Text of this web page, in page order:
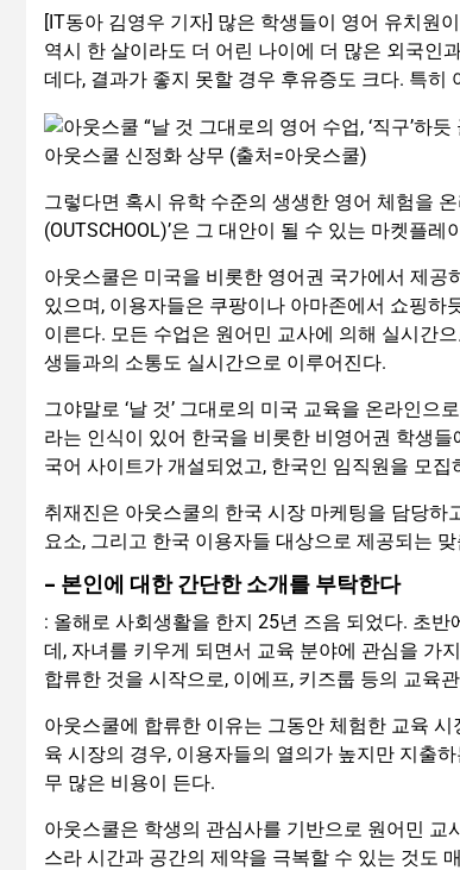
[IT동아 김영우 기자] 많은 학생들이 영어 유치원
역시 한 살이라도 더 어린 나이에 더 많은 외국인
데다, 결과가 좋지 못할 경우 후유증도 크다. 특
아웃스쿨 신정화 상무 (출처=아웃스쿨)
그렇다면 혹시 유학 수준의 생생한 영어 체험을
(OUTSCHOOL)’은 그 대안이 될 수 있는 마켓플
아웃스쿨은 미국을 비롯한 영어권 국가에서 제
있으며, 이용자들은 쿠팡이나 아마존에서 쇼핑하
이른다. 모든 수업은 원어민 교사에 의해 실시간
생들과의 소통도 실시간으로 이루어진다.
그야말로 ‘날 것’ 그대로의 미국 교육을 온라인
라는 인식이 있어 한국을 비롯한 비영어권 학생
국어 사이트가 개설되었고, 한국인 임직원을 모
취재진은 아웃스쿨의 한국 시장 마케팅을 담당
요소, 그리고 한국 이용자들 대상으로 제공되는
– 본인에 대한 간단한 소개를 부탁한다
: 올해로 사회생활을 한지 25년 즈음 되었다. 초
데, 자녀를 키우게 되면서 교육 분야에 관심을 가
합류한 것을 시작으로, 이에프, 키즈룹 등의 교육
아웃스쿨에 합류한 이유는 그동안 체험한 교육
육 시장의 경우, 이용자들의 열의가 높지만 지출
무 많은 비용이 든다.
아웃스쿨은 학생의 관심사를 기반으로 원어민
스라 시간과 공간의 제약을 극복할 수 있는 것도